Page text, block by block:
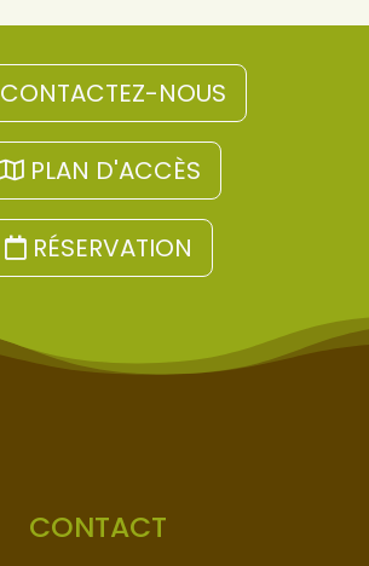
CONTACTEZ-NOUS
PLAN D'ACCÈS
RÉSERVATION
CONTACT